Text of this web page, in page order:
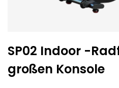
SP02 Indoor -
großen Konsole